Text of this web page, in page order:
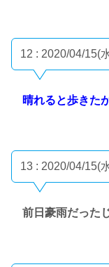
12 : 2020/04/15(
晴れると歩きた
13 : 2020/04/15(
前日豪雨だった